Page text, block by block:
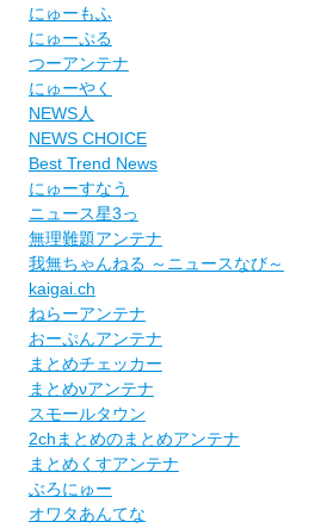
にゅーもふ
にゅーぷる
つーアンテナ
にゅーやく
NEWS人
NEWS CHOICE
Best Trend News
にゅーすなう
ニュース星3っ
無理難題アンテナ
我無ちゃんねる ～ニュースなび～
kaigai.ch
ねらーアンテナ
おーぷんアンテナ
まとめチェッカー
まとめνアンテナ
スモールタウン
2chまとめのまとめアンテナ
まとめくすアンテナ
ぶろにゅー
オワタあんてな